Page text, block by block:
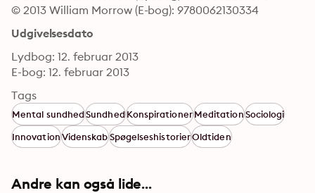
© 2013 William Morrow (E-bog): 9780062130334
Udgivelsesdato
Lydbog: 12. februar 2013
E-bog: 12. februar 2013
Tags
Mental sundhedSundhedKonspirationerMeditationSociologi
InnovationVidenskabSpøgelseshistorierOldtiden
Andre kan også lide...